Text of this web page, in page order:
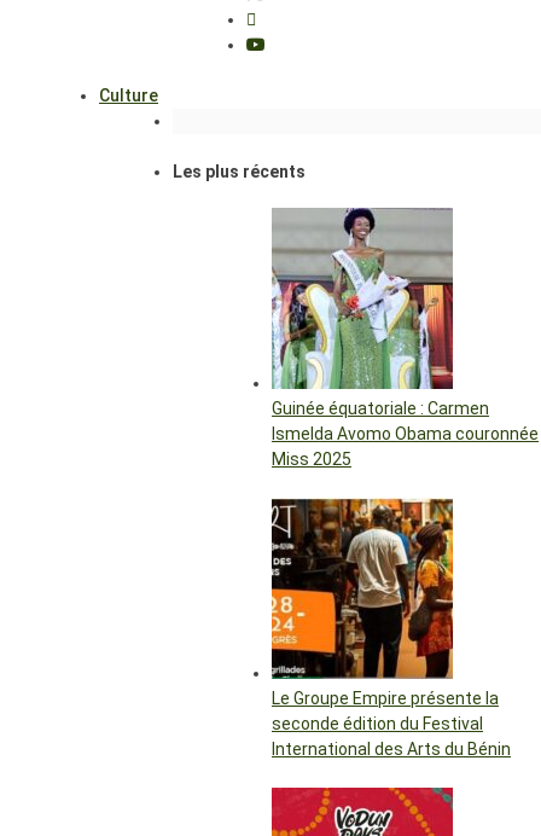
Culture
Les plus récents
Guinée équatoriale : Carmen
Ismelda Avomo Obama couronnée
Miss 2025
Le Groupe Empire présente la
seconde édition du Festival
International des Arts du Bénin